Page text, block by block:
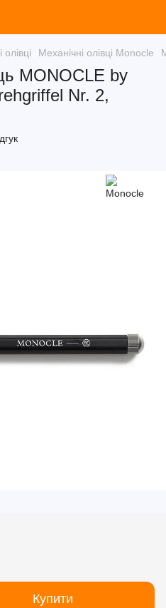
Механічні олівці Monocle
MONOCLE by
Nr. 2,
Купити